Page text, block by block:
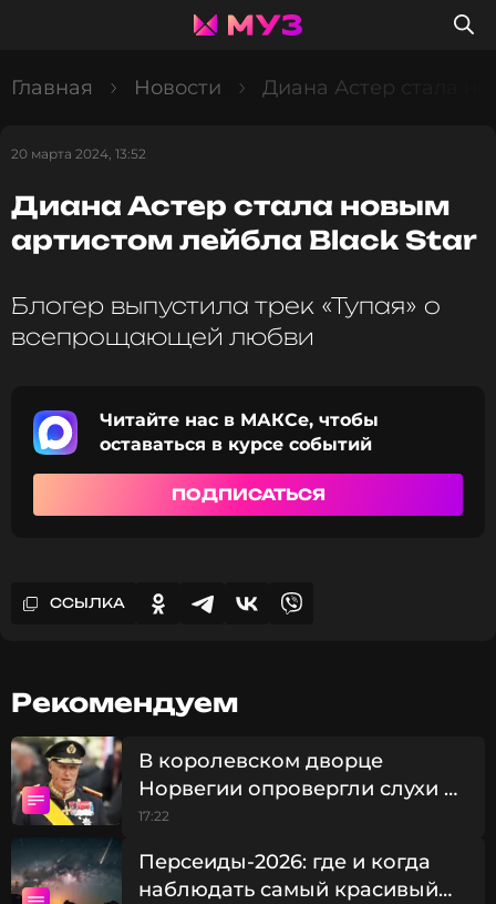
Главная Новости Диана Астер стала
20 марта 2024, 13:52
Диана Астер стала новым
артистом лейбла Black Star
Блогер выпустила трек «Тупая» о
всепрощающей любви
Читайте нас в МАКСе, чтобы
оставаться в курсе событий
ПОДПИСАТЬСЯ
ССЫЛКА
Рекомендуем
В королевском дворце
Норвегии опровергли слухи о
госпитализации Харальда V
17:22
Персеиды-2026: где и когда
наблюдать самый красивый